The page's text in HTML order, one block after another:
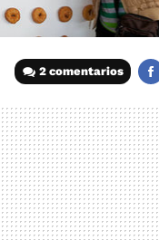
2 comentarios